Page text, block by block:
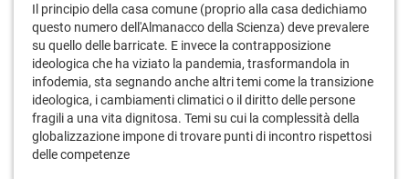
Il principio della casa comune (proprio alla casa dedichiamo
questo numero dell'Almanacco della Scienza) deve prevalere
su quello delle barricate. E invece la contrapposizione
ideologica che ha viziato la pandemia, trasformandola in
infodemia, sta segnando anche altri temi come la transizione
ideologica, i cambiamenti climatici o il diritto delle persone
fragili a una vita dignitosa. Temi su cui la complessità della
globalizzazione impone di trovare punti di incontro rispettosi
delle competenze